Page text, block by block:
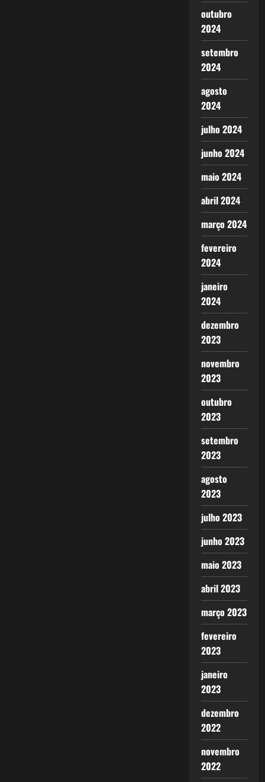
outubro
2024
setembro
2024
agosto
2024
julho 2024
junho 2024
maio 2024
abril 2024
março 2024
fevereiro
2024
janeiro
2024
dezembro
2023
novembro
2023
outubro
2023
setembro
2023
agosto
2023
julho 2023
junho 2023
maio 2023
abril 2023
março 2023
fevereiro
2023
janeiro
2023
dezembro
2022
novembro
2022